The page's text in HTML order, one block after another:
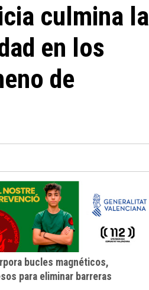
culmina la
en los
de
bucles magnéticos,
para eliminar barreras